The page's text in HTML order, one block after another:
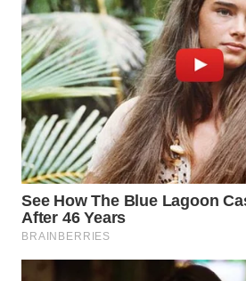
BORNEO
Wahana
Media
Group
WAHANA
NEWS
WAHANA
TANI
WAHANA